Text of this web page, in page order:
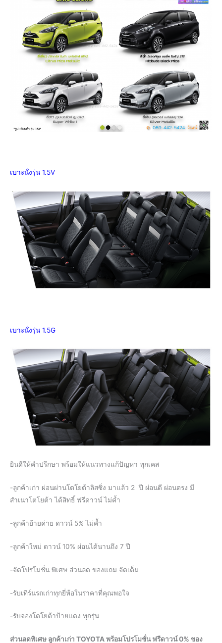
เบาะนั่งรุ่น 1.5V
เบาะนั่งรุ่น 1.5G
ยินดีให้คำปรึกษา พร้อมให้แนวทางแก้ปัญหา ทุกเคส
-ลูกค้าเก่า ผ่อนผ่านโตโยต้าลิสซิ่ง มาแล้ว 2 ปี ผ่อนดี ผ่อนตรง มี
สำเนาโตโยต้า ได้สิทธิ์ ฟรีดาวน์ ไม่ค้ำ
-ลูกค้าย้ายค่าย ดาวน์ 5% ไม่ค้ำ
-ลูกค้าใหม่ ดาวน์ 10% ผ่อนได้นานถึง 7 ปี
-จัดโปรโมชั่น พิเศษ ส่วนลด ของแถม จัดเต็ม
-รับเทิร์นรถเก่าทุกยี่ห้อในราคาที่คุณพอใจ
-รับจองโตโยต้าป้ายแดง ทุกรุ่น
ส่วนลดพิเศษ ลูกค้าเก่า TOYOTA พร้อมโปรโมชั่น ฟรีดาวน์ 0% ของ